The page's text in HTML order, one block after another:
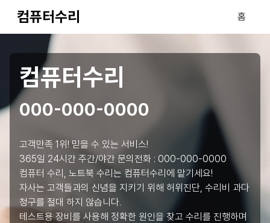
컴퓨터수리 홈
컴퓨터수리
000-000-0000
고객만족 1위! 믿을 수 있는 서비스!
365일 24시간 주간/야간 문의전화 : 000-000-0000
컴퓨터 수리, 노트북 수리는 컴퓨터수리에 맡기세요!
자사는 고객들과의 신념을 지키기 위해 허위진단, 수리비 과다
청구를 절대 하지 않습니다.
테스트용 장비를 사용해 정확한 원인을 찾고 수리를 진행하며